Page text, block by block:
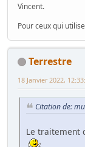
Vincent.
Pour ceux qui
Terrestre
18 Janvier 2022,
Citation de:
Le traitement